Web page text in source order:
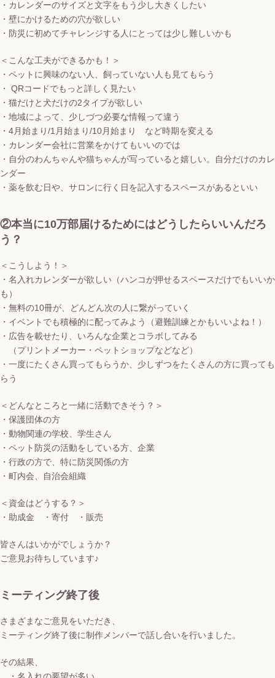
・カレンダーのサイズと文字をもう少し大きくしたい
・壁にかけるための穴が欲しい
・防災に初めてチャレンジする人にとっては少し難しいかも
＜こんな工夫ができるかも！＞
・ペットに興味のない人、飼っていない人も見てもらう
・ QRコードでもっと詳しく見たい
・猫だけと犬だけの2タイプが欲しい
・地域によって、少しづつ必要な情報って違う
・4月始まり/1月始まり/10月始まり など時期を変える
・カレンダー会社に営業をかけてもいいのでは
・自分のわんちゃんや猫ちゃんが写っていると嬉しい。自分だけのカレ
ンダー
・薬を飲む日や、サロンに行く日を記入するスペースがあるといい
②本当に10万部届けるためにはどうしたらいいんだろ
う？
＜こうしよう！＞
・名入れカレンダーが欲しい（ハンコが押せるスペースだけでもいいか
も）
・無料の10冊が、どんどん次の人に繋がっていく
・イベントでも積極的に配ってみよう（避難訓練とかもいいよね！）
・広告を載せたり、いろんな企業とコラボしてみる
（プリントメーカー・ペットショップなどなど）
・一度にたくさん買ってもらうか、少しずつをたくさんの方に買っても
らう
＜どんなところと一緒に活動できそう？＞
・保護団体の方
・動物関連の学校、学生さん
・ペット防災の活動をしている方、企業
・行政の方で、特に防災関係の方
・町内会、自治会組織
＜資金はどうする？＞
・助成金 ・寄付 ・販売
皆さんはいかがでしょうか？
ご意見お待ちしています♪
ミーティング終了後
さまざまなご意見をいただき、
ミーティング終了後に制作メンバーで話し合いを行いました。
その結果、